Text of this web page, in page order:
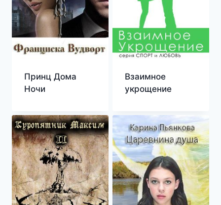
Принц Дома
Ночи
Взаимное
укрощение